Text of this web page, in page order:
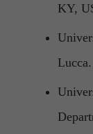
KY,
Lucca.